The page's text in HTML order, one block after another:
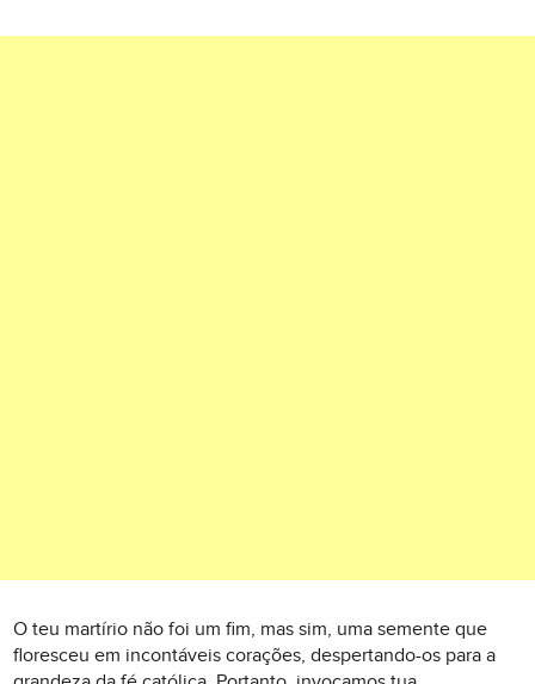
O teu martírio não foi um fim, mas sim, uma semente que
floresceu em incontáveis corações, despertando-os para a